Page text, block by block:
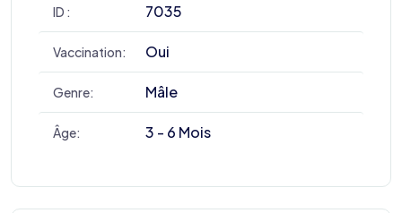
ID : 7035
Vaccination: Oui
Genre: Mâle
Âge: 3 - 6 Mois